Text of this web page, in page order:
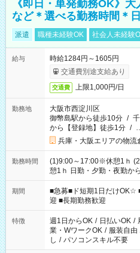
《即日・単発勤務OK》
など＊選べる勤務時間＊
派遣 職種未経験OK 社会人未経験
給与
時給1284円～1605円
交通費別途支給あり
交通費 上限1,000円/日
勤務地
大阪市西淀川区
御幣島駅から徒歩10分 /
から【登録地】徒歩1分 /
兵庫・大阪エリアの物流
勤務時間
(1)9:00～17:00※休憩1ｈ
憩1ｈ 日勤・夕勤・夜勤か
わせて働けるお仕事です(*^^*) 【その他選べる勤務時間
時/9-17時/9-18時/10-18時/
時/22-翌6時/0-翌8時 ご自身
フト！
期間
■急募■ド短期1日だけOK☆
迎 ■長期勤務歓迎
特徴 週1日からOK / 日払いOK /
業・WワークOK / 服装自由
し / パソコンスキル不要